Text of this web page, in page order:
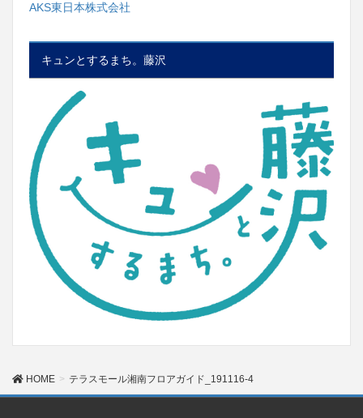
AKS東日本株式会社
キュンとするまち。藤沢
HOME テラスモール湘南フロアガイド_191116-4